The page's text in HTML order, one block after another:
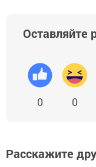
Оставляйте
0 0
Расскажите